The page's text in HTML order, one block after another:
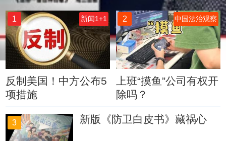
1 新闻1+1
反制美国！中方公布5
项措施
2 中国法治观察
上班“摸鱼”公司有权开
除吗？
3 新版《防卫白皮书》藏祸心